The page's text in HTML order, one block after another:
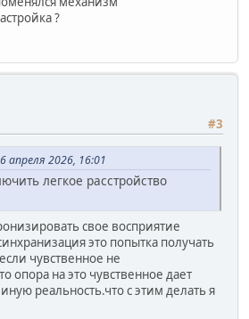
?
#3
2026, 16:01
легкое расстройство
свое восприятие
это попытка получать
чувственное не
опора на это чувственное дает
реальность.что с этим делать я